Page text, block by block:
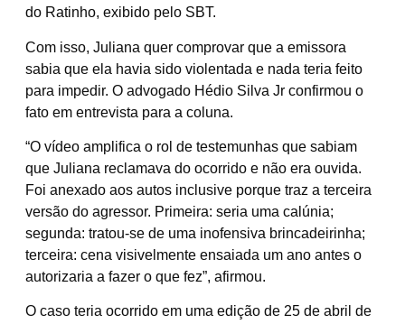
do Ratinho, exibido pelo SBT.
Com isso, Juliana quer comprovar que a emissora
sabia que ela havia sido violentada e nada teria feito
para impedir. O advogado Hédio Silva Jr confirmou o
fato em entrevista para a coluna.
“O vídeo amplifica o rol de testemunhas que sabiam
que Juliana reclamava do ocorrido e não era ouvida.
Foi anexado aos autos inclusive porque traz a terceira
versão do agressor. Primeira: seria uma calúnia;
segunda: tratou-se de uma inofensiva brincadeirinha;
terceira: cena visivelmente ensaiada um ano antes o
autorizaria a fazer o que fez”, afirmou.
O caso teria ocorrido em uma edição de 25 de abril de